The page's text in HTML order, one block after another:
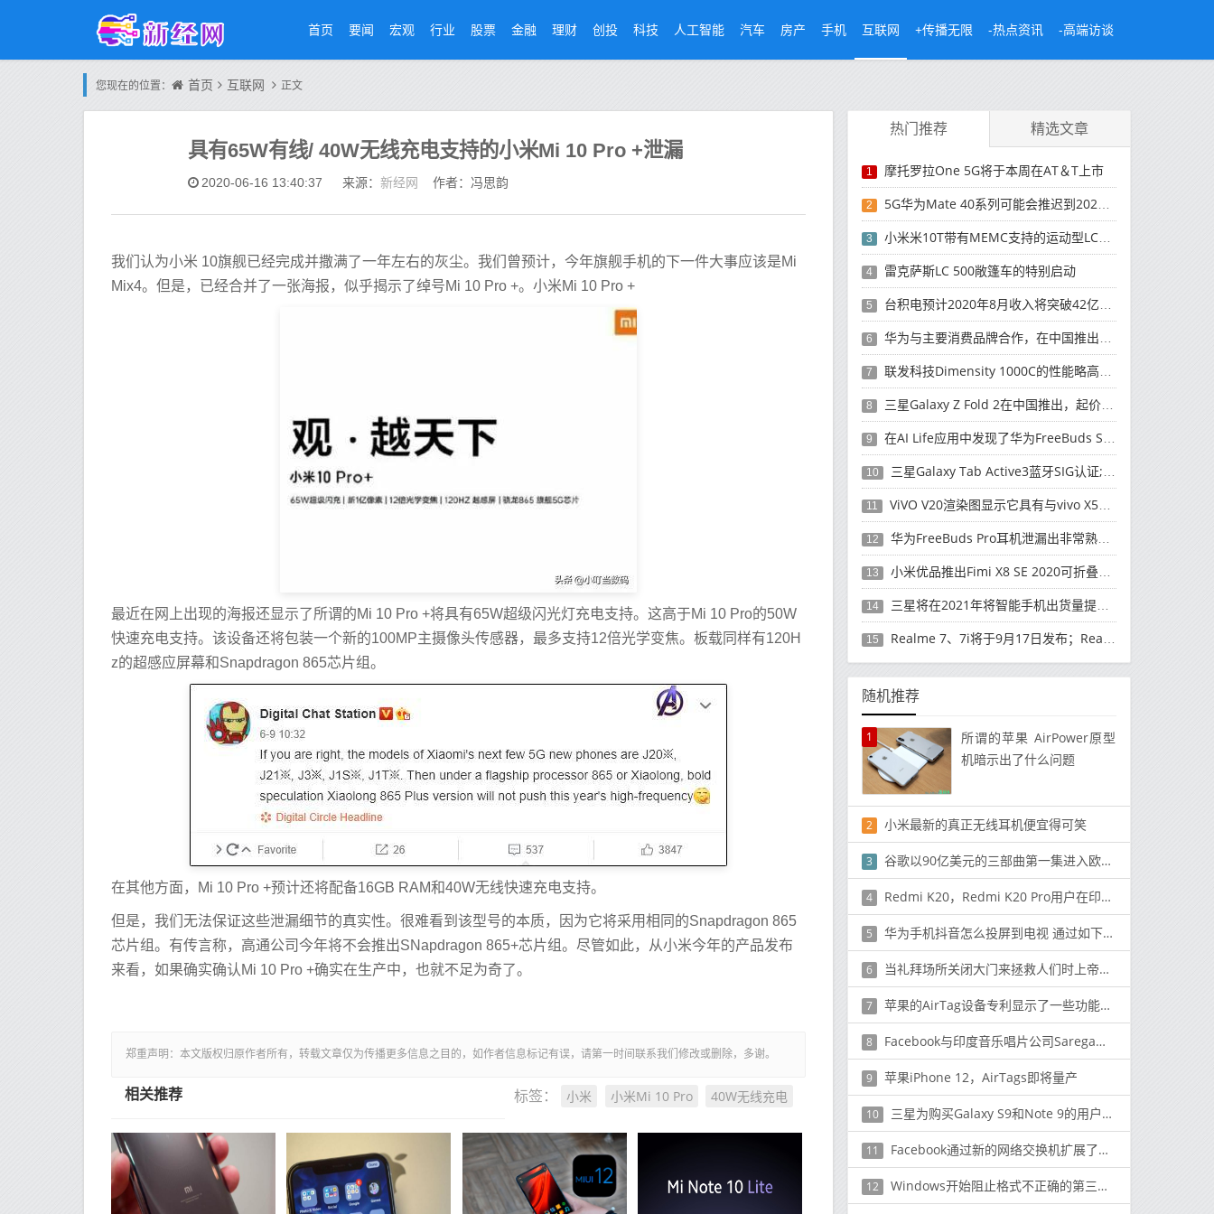
首页 要闻 宏观 行业 股票 金融 理财 创投 科技 人工智能 汽车 房产 手机 互联网 +传播无限 -热点资讯 -高端访谈
您现在的位置： 首页 互联网 正文
具有65W有线/ 40W无线充电支持的小米Mi 10 Pro +泄漏
2020-06-16 13:40:37 来源： 新经网 作者：冯思韵
我们认为小米 10旗舰已经完成并撒满了一年左右的灰尘。我们曾预计，今年旗舰手机的下一件大事应该是Mi
Mix4。但是，已经合并了一张海报，似乎揭示了绰号Mi 10 Pro +。小米Mi 10 Pro +
最近在网上出现的海报还显示了所谓的Mi 10 Pro +将具有65W超级闪光灯充电支持。这高于Mi 10 Pro的50W
快速充电支持。该设备还将包装一个新的100MP主摄像头传感器，最多支持12倍光学变焦。板载同样有120H
z的超感应屏幕和Snapdragon 865芯片组。
在其他方面，Mi 10 Pro +预计还将配备16GB RAM和40W无线快速充电支持。
但是，我们无法保证这些泄漏细节的真实性。很难看到该型号的本质，因为它将采用相同的Snapdragon 865
芯片组。有传言称，高通公司今年将不会推出SNapdragon 865+芯片组。尽管如此，从小米今年的产品发布
来看，如果确实确认Mi 10 Pro +确实在生产中，也就不足为奇了。
郑重声明：本文版权归原作者所有，转载文章仅为传播更多信息之目的，如作者信息标记有误，请第一时间联系我们修改或删除，多谢。
标签： 小米 小米Mi 10 Pro 40W无线充电
相关推荐
热门推荐 精选文章
1 摩托罗拉One 5G将于本周在AT＆T上市
2 5G华为Mate 40系列可能会推迟到2021年
3 小米米10T带有MEMC支持的运动型LCD屏幕
4 雷克萨斯LC 500敞篷车的特别启动
5 台积电预计2020年8月收入将突破42亿美元，创历史新高
6 华为与主要消费品牌合作，在中国推出采用HarmonyOS 2.0的智能家居产品
7 联发科技Dimensity 1000C的性能略高于Snapdragon 765G
8 三星Galaxy Z Fold 2在中国推出，起价为16,999元
9 在AI Life应用中发现了华为FreeBuds Studio耳机
10 三星Galaxy Tab Active3蓝牙SIG认证; 发布可能快要结束了
11 ViVO V20渲染图显示它具有与vivo X50 Pro类似的后部设计
12 华为FreeBuds Pro耳机泄漏出非常熟悉的设计
13 小米优品推出Fimi X8 SE 2020可折叠无人机
14 三星将在2021年将智能手机出货量提高至3亿部
15 Realme 7、7i将于9月17日发布；Realme 7i的完整规格并导致泄漏
随机推荐
1
所谓的苹果 AirPower原型
机暗示出了什么问题
2 小米最新的真正无线耳机便宜得可笑
3 谷歌以90亿美元的三部曲第一集进入欧盟法院
4 Redmi K20，Redmi K20 Pro用户在印度获得稳定的MIUI 12更新
5 华为手机抖音怎么投屏到电视 通过如下步骤搞定
6 当礼拜场所关闭大门来拯救人们时上帝就上网
7 苹果的AirTag设备专利显示了一些功能用途
8 Facebook与印度音乐唱片公司Saregama签署了全球许可协议
9 苹果iPhone 12，AirTags即将量产
10 三星为购买Galaxy S9和Note 9的用户提供高达200欧元的报销
11 Facebook通过新的网络交换机扩展了开放计算模型
12 Windows开始阻止格式不正确的第三方驱动程序